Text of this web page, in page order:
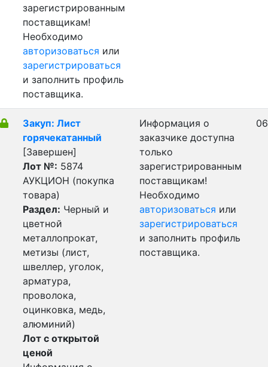
зарегистрированным
поставщикам!
Необходимо
авторизоваться или
зарегистрироваться
и заполнить профиль
поставщика.
Закуп: Лист
горячекатанный
[Завершен]
Лот №: 5874
АУКЦИОН (покупка
товара)
Раздел: Черный и
цветной
металлопрокат,
метизы (лист,
швеллер, уголок,
арматура,
проволока,
оцинковка, медь,
алюминий)
Лот с открытой
ценой
Информация о
заказчике доступна
только
зарегистрированным
поставщикам!
Необходимо
авторизоваться или
зарегистрироваться
и заполнить профиль
поставщика.